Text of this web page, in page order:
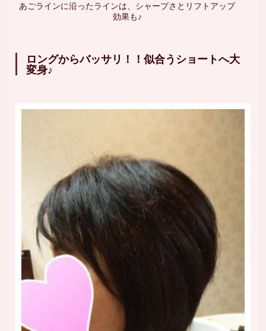
あごラインに沿ったラインは、シャープさとリフトアップ
効果も♪
ロングからバッサリ！！似合うショートへ大
変身♪